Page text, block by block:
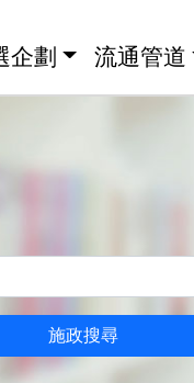
企劃 流通管道
施政搜尋